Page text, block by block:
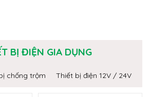
BỊ ĐIỆN GIA DỤNG
chống trộm Thiết bị điện 12V / 24V